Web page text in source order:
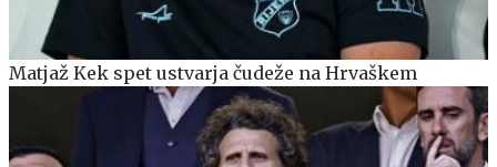
Matjaž Kek spet ustvarja čudeže na Hrvaškem